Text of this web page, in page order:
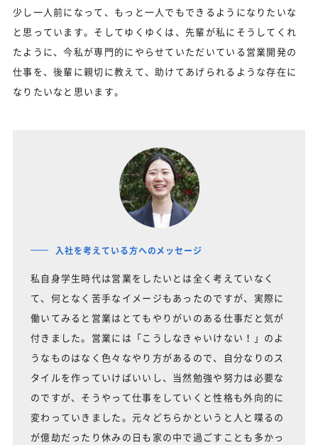
少し一人前になって、もっと一人でもできるようになりたいな
と思っています。そしてゆくゆくは、先輩が私にそうしてくれ
たように、今私が専門的にやらせていただいている営業開発の
仕事を、後輩に親切に教えて、助けてあげられるような存在に
なりたいなと思います。
入社を考えている方へのメッセージ
私自身学生時代は営業をしたいとは全く考えていなく
て、何となく苦手なイメージもあったのですが、実際に
働いてみると営業はとてもやりがいのある仕事だと気が
付きました。営業には「こうしなきゃいけない！」のよ
うなものはなく色々なやり方があるので、自分なりのス
タイルを作っていけばいいし、当然勉強や努力は必要な
のですが、そうやって仕事をしていくと性格も外向的に
変わっていきました。元々どちらかというと人と喋るの
が億劫だったり休みの日も家の中で過ごすことも多かっ